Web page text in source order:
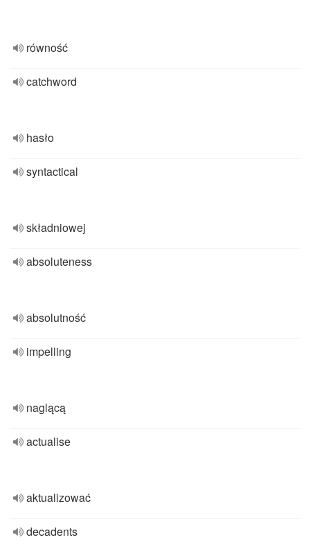
równość
catchword
hasło
syntactical
składniowej
absoluteness
absolutność
impelling
naglącą
actualise
aktualizować
decadents